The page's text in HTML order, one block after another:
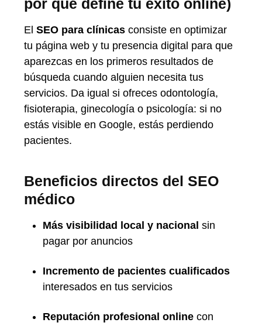
por qué define tu éxito online)
El SEO para clínicas consiste en optimizar
tu página web y tu presencia digital para que
aparezcas en los primeros resultados de
búsqueda cuando alguien necesita tus
servicios. Da igual si ofreces odontología,
fisioterapia, ginecología o psicología: si no
estás visible en Google, estás perdiendo
pacientes.
Beneficios directos del SEO
médico
Más visibilidad local y nacional sin
pagar por anuncios
Incremento de pacientes cualificados
interesados en tus servicios
Reputación profesional online con